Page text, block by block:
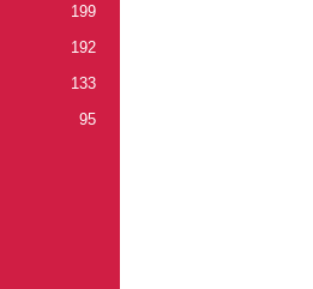
199
192
133
95